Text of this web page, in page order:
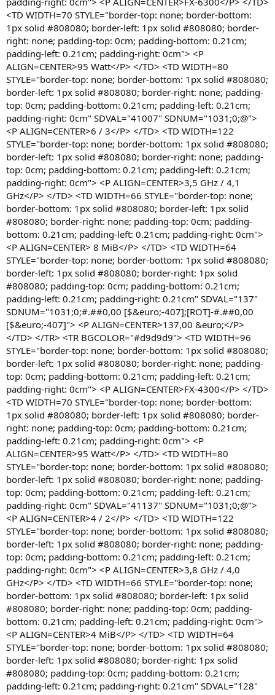
<TD WIDTH=70 STYLE="border-top: none; border-bottom:
1px solid #808080; border-left: 1px solid #808080; border-
right: none; padding-top: 0cm; padding-bottom: 0.21cm;
padding-left: 0.21cm; padding-right: 0cm"> <P
ALIGN=CENTER>95 Watt</P> </TD> <TD WIDTH=80
STYLE="border-top: none; border-bottom: 1px solid #808080;
border-left: 1px solid #808080; border-right: none; padding-
top: 0cm; padding-bottom: 0.21cm; padding-left: 0.21cm;
padding-right: 0cm" SDVAL="41007" SDNUM="1031;0;@">
<P ALIGN=CENTER>6 / 3</P> </TD> <TD WIDTH=122
STYLE="border-top: none; border-bottom: 1px solid #808080;
border-left: 1px solid #808080; border-right: none; padding-
top: 0cm; padding-bottom: 0.21cm; padding-left: 0.21cm;
padding-right: 0cm"> <P ALIGN=CENTER>3,5 GHz / 4,1
GHz</P> </TD> <TD WIDTH=66 STYLE="border-top: none;
border-bottom: 1px solid #808080; border-left: 1px solid
#808080; border-right: none; padding-top: 0cm; padding-
bottom: 0.21cm; padding-left: 0.21cm; padding-right: 0cm">
<P ALIGN=CENTER> 8 MiB</P> </TD> <TD WIDTH=64
STYLE="border-top: none; border-bottom: 1px solid #808080;
border-left: 1px solid #808080; border-right: 1px solid
#808080; padding-top: 0cm; padding-bottom: 0.21cm;
padding-left: 0.21cm; padding-right: 0.21cm" SDVAL="137"
SDNUM="1031;0;#.##0,00 [$&euro;-407];[ROT]-#.##0,00
[$&euro;-407]"> <P ALIGN=CENTER>137,00 &euro;</P>
</TD> </TR> <TR BGCOLOR="#d9d9d9"> <TD WIDTH=96
STYLE="border-top: none; border-bottom: 1px solid #808080;
border-left: 1px solid #808080; border-right: none; padding-
top: 0cm; padding-bottom: 0.21cm; padding-left: 0.21cm;
padding-right: 0cm"> <P ALIGN=CENTER>FX-4300</P> </TD>
<TD WIDTH=70 STYLE="border-top: none; border-bottom:
1px solid #808080; border-left: 1px solid #808080; border-
right: none; padding-top: 0cm; padding-bottom: 0.21cm;
padding-left: 0.21cm; padding-right: 0cm"> <P
ALIGN=CENTER>95 Watt</P> </TD> <TD WIDTH=80
STYLE="border-top: none; border-bottom: 1px solid #808080;
border-left: 1px solid #808080; border-right: none; padding-
top: 0cm; padding-bottom: 0.21cm; padding-left: 0.21cm;
padding-right: 0cm" SDVAL="41137" SDNUM="1031;0;@">
<P ALIGN=CENTER>4 / 2</P> </TD> <TD WIDTH=122
STYLE="border-top: none; border-bottom: 1px solid #808080;
border-left: 1px solid #808080; border-right: none; padding-
top: 0cm; padding-bottom: 0.21cm; padding-left: 0.21cm;
padding-right: 0cm"> <P ALIGN=CENTER>3,8 GHz / 4,0
GHz</P> </TD> <TD WIDTH=66 STYLE="border-top: none;
border-bottom: 1px solid #808080; border-left: 1px solid
#808080; border-right: none; padding-top: 0cm; padding-
bottom: 0.21cm; padding-left: 0.21cm; padding-right: 0cm">
<P ALIGN=CENTER>4 MiB</P> </TD> <TD WIDTH=64
STYLE="border-top: none; border-bottom: 1px solid #808080;
border-left: 1px solid #808080; border-right: 1px solid
#808080; padding-top: 0cm; padding-bottom: 0.21cm;
padding-left: 0.21cm; padding-right: 0.21cm" SDVAL="128"